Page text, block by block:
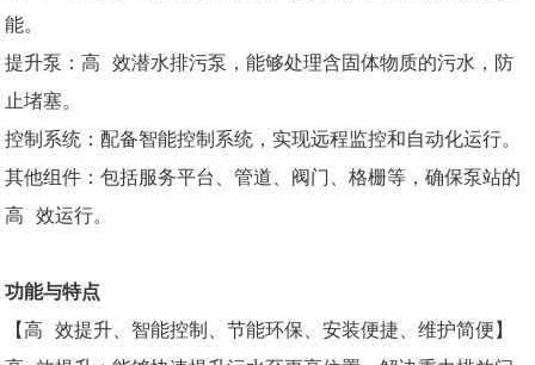
能。
提升泵：高 效潜水排污泵，能够处理含固体物质的污水，防
止堵塞。
控制系统：配备智能控制系统，实现远程监控和自动化运行。
其他组件：包括服务平台、管道、阀门、格栅等，确保泵站的
高 效运行。
功能与特点
【高 效提升、智能控制、节能环保、安装便捷、维护简便】